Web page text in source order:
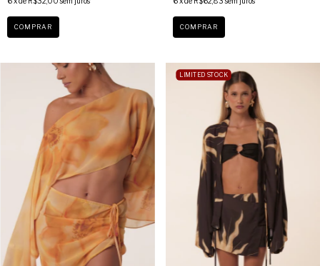
COMPRAR COMPRAR
LIMITED STOCK